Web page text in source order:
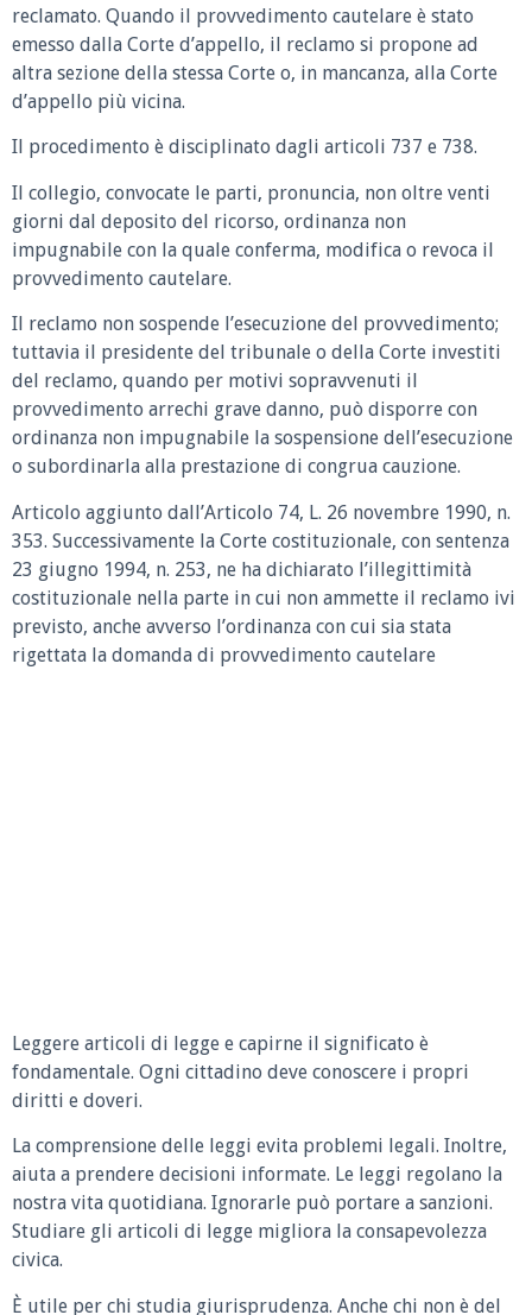
reclamato. Quando il provvedimento cautelare è stato
emesso dalla Corte d’appello, il reclamo si propone ad
altra sezione della stessa Corte o, in mancanza, alla Corte
d’appello più vicina.
Il procedimento è disciplinato dagli articoli 737 e 738.
Il collegio, convocate le parti, pronuncia, non oltre venti
giorni dal deposito del ricorso, ordinanza non
impugnabile con la quale conferma, modifica o revoca il
provvedimento cautelare.
Il reclamo non sospende l’esecuzione del provvedimento;
tuttavia il presidente del tribunale o della Corte investiti
del reclamo, quando per motivi sopravvenuti il
provvedimento arrechi grave danno, può disporre con
ordinanza non impugnabile la sospensione dell’esecuzione
o subordinarla alla prestazione di congrua cauzione.
Articolo aggiunto dall’Articolo 74, L. 26 novembre 1990, n.
353. Successivamente la Corte costituzionale, con sentenza
23 giugno 1994, n. 253, ne ha dichiarato l’illegittimità
costituzionale nella parte in cui non ammette il reclamo ivi
previsto, anche avverso l’ordinanza con cui sia stata
rigettata la domanda di provvedimento cautelare
Leggere articoli di legge e capirne il significato è
fondamentale. Ogni cittadino deve conoscere i propri
diritti e doveri.
La comprensione delle leggi evita problemi legali. Inoltre,
aiuta a prendere decisioni informate. Le leggi regolano la
nostra vita quotidiana. Ignorarle può portare a sanzioni.
Studiare gli articoli di legge migliora la consapevolezza
civica.
È utile per chi studia giurisprudenza. Anche chi non è del